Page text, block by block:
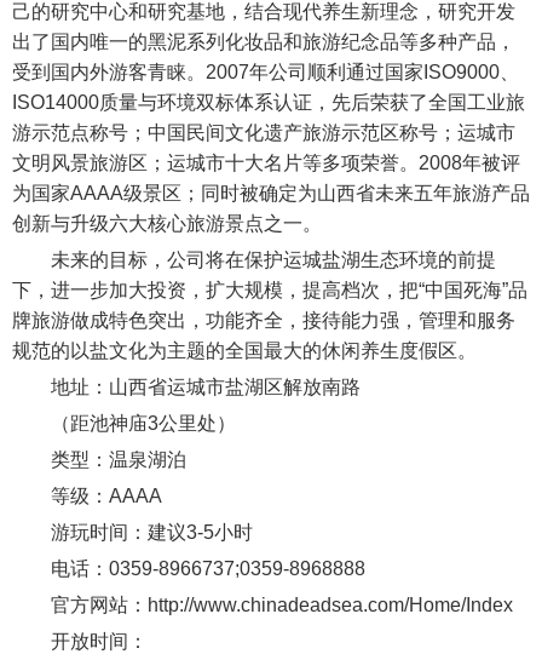
己的研究中心和研究基地，结合现代养生新理念，研究开发
出了国内唯一的黑泥系列化妆品和旅游纪念品等多种产品，
受到国内外游客青睐。2007年公司顺利通过国家ISO9000、
ISO14000质量与环境双标体系认证，先后荣获了全国工业旅
游示范点称号；中国民间文化遗产旅游示范区称号；运城市
文明风景旅游区；运城市十大名片等多项荣誉。2008年被评
为国家AAAA级景区；同时被确定为山西省未来五年旅游产品
创新与升级六大核心旅游景点之一。
未来的目标，公司将在保护运城盐湖生态环境的前提
下，进一步加大投资，扩大规模，提高档次，把“中国死海”品
牌旅游做成特色突出，功能齐全，接待能力强，管理和服务
规范的以盐文化为主题的全国最大的休闲养生度假区。
地址：山西省运城市盐湖区解放南路
（距池神庙3公里处）
类型：温泉湖泊
等级：AAAA
游玩时间：建议3-5小时
电话：0359-8966737;0359-8968888
官方网站：http://www.chinadeadsea.com/Home/Index
开放时间：